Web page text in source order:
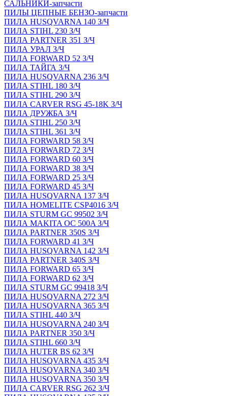
САЛЬНИКИ-запчасти
ПИЛЫ ЦЕПНЫЕ БЕНЗО-запчасти
ПИЛА HUSQVARNA 140 З/Ч
ПИЛА STIHL 230 З/Ч
ПИЛА PARTNER 351 З/Ч
ПИЛА УРАЛ З/Ч
ПИЛА FORWARD 52 З/Ч
ПИЛА ТАЙГА З/Ч
ПИЛА HUSQVARNA 236 З/Ч
ПИЛА STIHL 180 З/Ч
ПИЛА STIHL 290 З/Ч
ПИЛА CARVER RSG 45-18K З/Ч
ПИЛА ДРУЖБА З/Ч
ПИЛА STIHL 250 З/Ч
ПИЛА STIHL 361 З/Ч
ПИЛА FORWARD 58 З/Ч
ПИЛА FORWARD 72 З/Ч
ПИЛА FORWARD 60 З/Ч
ПИЛА FORWARD 38 З/Ч
ПИЛА FORWARD 25 З/Ч
ПИЛА FORWARD 45 З/Ч
ПИЛА HUSQVARNA 137 З/Ч
ПИЛА HOMELITE CSP4016 З/Ч
ПИЛА STURM GC 99502 З/Ч
ПИЛА MAKITA OC 500A З/Ч
ПИЛА PARTNER 350S З/Ч
ПИЛА FORWARD 41 З/Ч
ПИЛА HUSQVARNA 142 З/Ч
ПИЛА PARTNER 340S З/Ч
ПИЛА FORWARD 65 З/Ч
ПИЛА FORWARD 62 З/Ч
ПИЛА STURM GC 99418 З/Ч
ПИЛА HUSQVARNA 272 З/Ч
ПИЛА HUSQVARNA 365 З/Ч
ПИЛА STIHL 440 З/Ч
ПИЛА HUSQVARNA 240 З/Ч
ПИЛА PARTNER 350 З/Ч
ПИЛА STIHL 660 З/Ч
ПИЛА HUTER BS 62 З/Ч
ПИЛА HUSQVARNA 435 З/Ч
ПИЛА HUSQVARNA 340 З/Ч
ПИЛА HUSQVARNA 350 З/Ч
ПИЛА CARVER RSG 262 З/Ч